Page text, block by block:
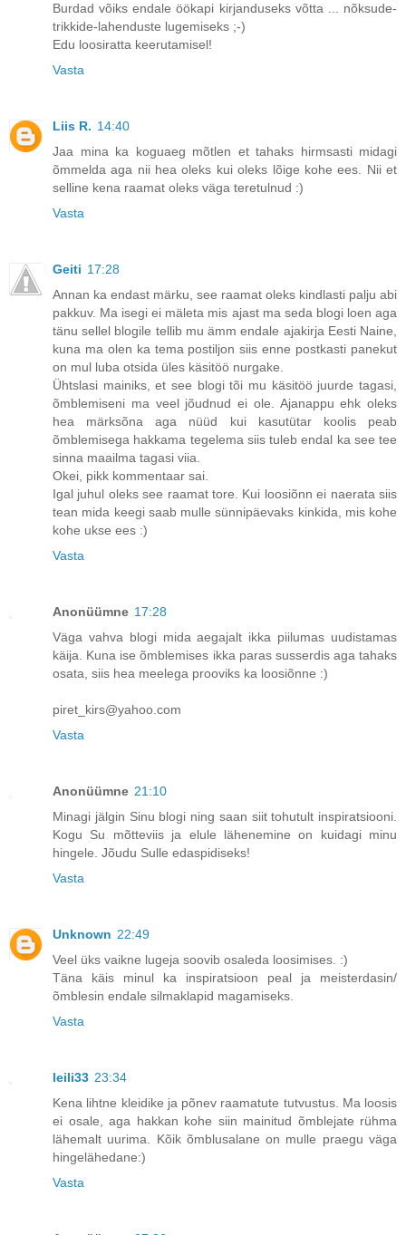
Burdad võiks endale öökapi kirjanduseks võtta ... nõksude-
trikkide-lahenduste lugemiseks ;-)
Edu loosiratta keerutamisel!
Vasta
Liis R. 14:40
Jaa mina ka koguaeg mõtlen et tahaks hirmsasti midagi
õmmelda aga nii hea oleks kui oleks lõige kohe ees. Nii et
selline kena raamat oleks väga teretulnud :)
Vasta
Geiti 17:28
Annan ka endast märku, see raamat oleks kindlasti palju abi
pakkuv. Ma isegi ei mäleta mis ajast ma seda blogi loen aga
tänu sellel blogile tellib mu ämm endale ajakirja Eesti Naine,
kuna ma olen ka tema postiljon siis enne postkasti panekut
on mul luba otsida üles käsitöö nurgake.
Ühtslasi mainiks, et see blogi tõi mu käsitöö juurde tagasi,
õmblemiseni ma veel jõudnud ei ole. Ajanappu ehk oleks
hea märksõna aga nüüd kui kasutütar koolis peab
õmblemisega hakkama tegelema siis tuleb endal ka see tee
sinna maailma tagasi viia.
Okei, pikk kommentaar sai.
Igal juhul oleks see raamat tore. Kui loosiõnn ei naerata siis
tean mida keegi saab mulle sünnipäevaks kinkida, mis kohe
kohe ukse ees :)
Vasta
Anonüümne 17:28
Väga vahva blogi mida aegajalt ikka piilumas uudistamas
käija. Kuna ise õmblemises ikka paras susserdis aga tahaks
osata, siis hea meelega prooviks ka loosiõnne :)
piret_kirs@yahoo.com
Vasta
Anonüümne 21:10
Minagi jälgin Sinu blogi ning saan siit tohutult inspiratsiooni.
Kogu Su mõtteviis ja elule lähenemine on kuidagi minu
hingele. Jõudu Sulle edaspidiseks!
Vasta
Unknown 22:49
Veel üks vaikne lugeja soovib osaleda loosimises. :)
Täna käis minul ka inspiratsioon peal ja meisterdasin/
õmblesin endale silmaklapid magamiseks.
Vasta
leili33 23:34
Kena lihtne kleidike ja põnev raamatute tutvustus. Ma loosis
ei osale, aga hakkan kohe siin mainitud õmblejate rühma
lähemalt uurima. Kõik õmblusalane on mulle praegu väga
hingelähedane:)
Vasta